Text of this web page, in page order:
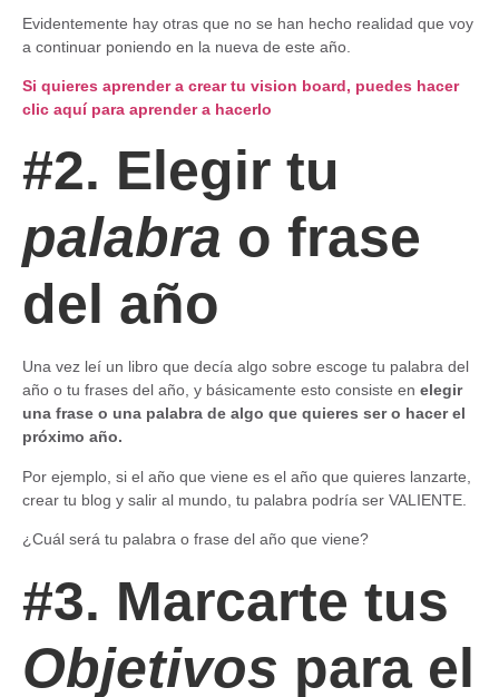
Evidentemente hay otras que no se han hecho realidad que voy
a continuar poniendo en la nueva de este año.
Si quieres aprender a crear tu vision board, puedes hacer
clic aquí para aprender a hacerlo
#2. Elegir tu
palabra o frase
del año
Una vez leí un libro que decía algo sobre escoge tu palabra del
año o tu frases del año, y básicamente esto consiste en elegir
una frase o una palabra de algo que quieres ser o hacer el
próximo año.
Por ejemplo, si el año que viene es el año que quieres lanzarte,
crear tu blog y salir al mundo, tu palabra podría ser VALIENTE.
¿Cuál será tu palabra o frase del año que viene?
#3. Marcarte tus
Objetivos para el